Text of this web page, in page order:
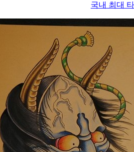
국내 최대